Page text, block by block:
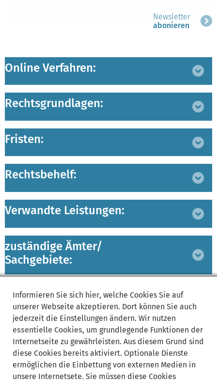
Newsletter
abonieren
Online Verfahren:
Rechtsgrundlagen:
Fristen:
Rechtsbehelf:
Verwandte Leistungen:
zuständige Ämter/
Sachgebiete:
Bereich
ausklappen
Lebenslagen:
Synonyme:
Informieren Sie sich hier, welche Cookies Sie auf
unserer Webseite akzeptieren. Dort können Sie auch
jederzeit die Einstellungen ändern. Wir nutzen
essentielle Cookies, um grundlegende Funktionen der
Internetseite zu gewährleisten. Aus diesem Grund sind
diese Cookies bereits aktiviert. Optionale Dienste
ermöglichen die Einbettung von externen Medien in
unsere Internetsete. Sie müssen diese Cookies